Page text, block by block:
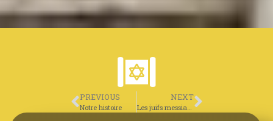
PREVIOUS
Notre histoire
NEXT
Les juifs messianiques